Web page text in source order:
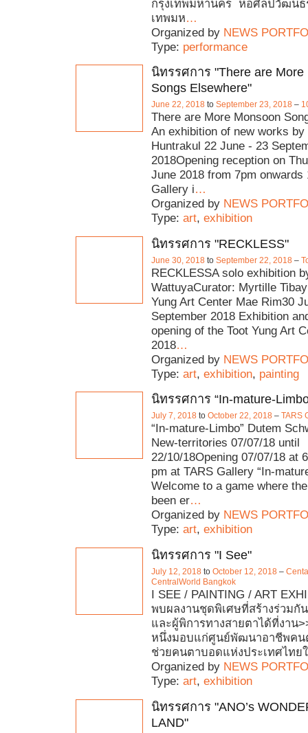
กรุงเทพมหานคร หอศิลปวัฒนธ
เทพมห…
Organized by NEWS
Type: performance
นิทรรศการ "There are More
Songs Elsewhere"
June 22, 2018 to September 23, 2018 –
There are More Monsoon
An exhibition of new works by
Huntrakul 22 June - 23
2018Opening reception on
June 2018 from 7pm onwards
Gallery i…
Organized by NEWS
Type: art, exhibition
นิทรรศการ "RECKLESS"
June 30, 2018 to September 22, 2018 –
RECKLESSA solo exhibition
WattuyaCurator: Myrtille
Yung Art Center Mae Rim30
September 2018 Exhibition
opening of the Toot Yung Art
2018…
Organized by NEWS
Type: art, exhibition, painting
นิทรรศการ “In-mature-
July 7, 2018 to October 22, 2018 – TARS
“In-mature-Limbo” Dutem
New-territories 07/07/18 until
22/10/18Opening 07/07/18 at
pm at TARS Gallery “In-
Welcome to a game where
been er…
Organized by NEWS
Type: art, exhibition
นิทรรศการ "I See"
July 12, 2018 to October 12, 2018 –
CentralWorld Bangkok
I SEE / PAINTING / ART
พบผลงานชุดพิเศษที่สร้างร่วมกั
และผู้พิการทางสายตาได้ที่งาน
หนึ่งมอบแก่ศูนย์พัฒนาอาชีพค
ช่วยคนตาบอดแห่งประเทศไทยใ
Organized by NEWS
Type: art, exhibition
นิทรรศการ "ANO’s
LAND"